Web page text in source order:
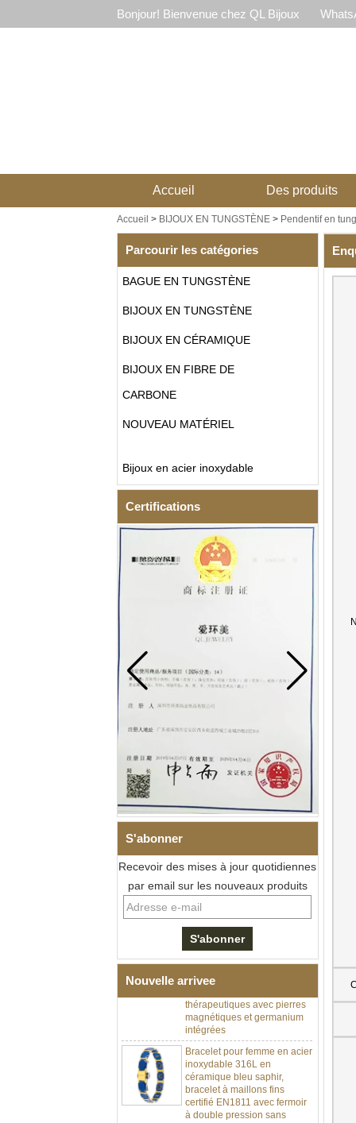
Bonjour! Bienvenue chez QL Bijoux
Accueil Des produits
Accueil > BIJOUX EN TUNGSTÈNE> Pendentif en
Parcourir les catégories
BAGUE EN TUNGSTÈNE
BIJOUX EN TUNGSTÈNE
BIJOUX EN CÉRAMIQUE
BIJOUX EN FIBRE DE
CARBONE
NOUVEAU MATÉRIEL
Bijoux en acier inoxydable
Certifications
S'abonner
Recevoir des mises à jour quotidiennes
par email sur les nouveaux produits
Nouvelle arrivee
Bracelet à maillons I en acier
inoxydable 304 en
céramique de zircone noire
déployant à double poussée
316L, bracelet à maillons
magnétiques et germanium
intégrées
Bracelet pour femme en acier
inoxydable 316L en
céramique bleu saphir,
bracelet à maillons fins
certifié EN1811 avec fermoir
à double pression sans
couture